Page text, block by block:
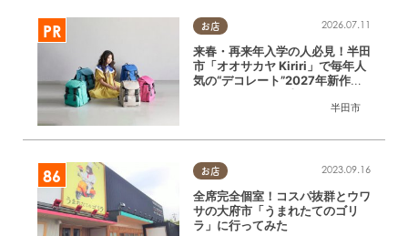
お店
半田市
2026.07.11
来春・再来年入学の人必見！半田
市「オオサカヤ Kiriri」で毎年人
気の“デコレート”2027年新作予
お店 2023.09.16
全席完全個室！コスパ抜群とウワ
サの大府市「うまれたてのゴリ
ラ」に行ってみた